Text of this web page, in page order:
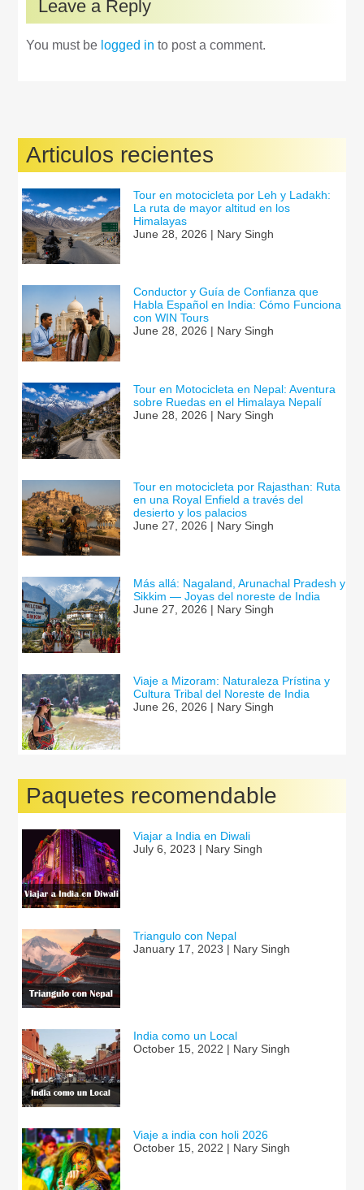
Leave a Reply
You must be logged in to post a comment.
Articulos recientes
Tour en motocicleta por Leh y Ladakh:
La ruta de mayor altitud en los
Himalayas
June 28, 2026 | Nary Singh
Conductor y Guía de Confianza que
Habla Español en India: Cómo Funciona
con WIN Tours
June 28, 2026 | Nary Singh
Tour en Motocicleta en Nepal: Aventura
sobre Ruedas en el Himalaya Nepalí
June 28, 2026 | Nary Singh
Tour en motocicleta por Rajasthan: Ruta
en una Royal Enfield a través del
desierto y los palacios
June 27, 2026 | Nary Singh
Más allá: Nagaland, Arunachal Pradesh y
Sikkim — Joyas del noreste de India
June 27, 2026 | Nary Singh
Viaje a Mizoram: Naturaleza Prístina y
Cultura Tribal del Noreste de India
June 26, 2026 | Nary Singh
Paquetes recomendable
Viajar a India en Diwali
July 6, 2023 | Nary Singh
Triangulo con Nepal
January 17, 2023 | Nary Singh
India como un Local
October 15, 2022 | Nary Singh
Viaje a india con holi 2026
October 15, 2022 | Nary Singh